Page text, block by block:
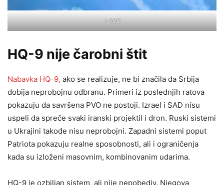
J-10C
HQ-9 nije čarobni štit
Nabavka HQ-9, ako se realizuje, ne bi značila da Srbija
dobija neprobojnu odbranu. Primeri iz poslednjih ratova
pokazuju da savršena PVO ne postoji. Izrael i SAD nisu
uspeli da spreče svaki iranski projektil i dron. Ruski sistemi
u Ukrajini takođe nisu neprobojni. Zapadni sistemi poput
Patriota pokazuju realne sposobnosti, ali i ograničenja
kada su izloženi masovnim, kombinovanim udarima.
HQ-9 je ozbiljan sistem, ali nije nepobediv. Njegova